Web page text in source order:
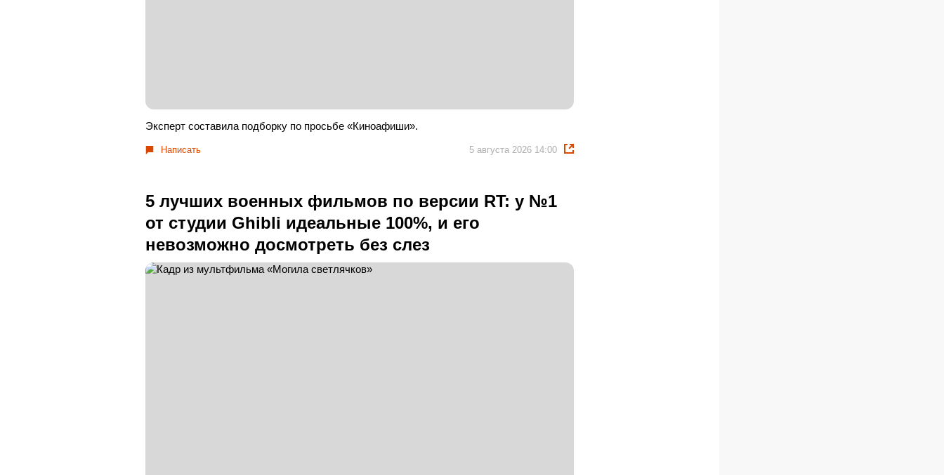
Эксперт составила подборку по просьбе «Киноафиши».
Написать 5 августа 2026 14:00
5 лучших военных фильмов по версии RT: у №1
от студии Ghibli идеальные 100%, и его
невозможно досмотреть без слез